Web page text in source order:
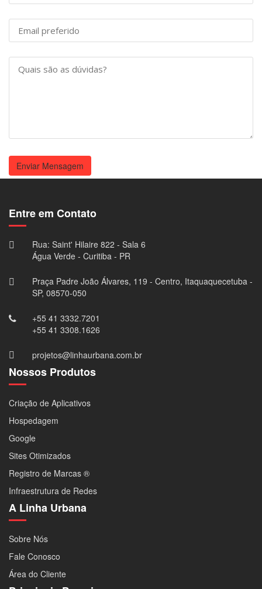
Enviar Mensagem
Entre em Contato
Rua: Saint' Hilaire 822 - Sala 6
Água Verde - Curitiba - PR
Praça Padre João Álvares, 119 - Centro, Itaquaquecetuba -
SP, 08570-050
+55 41 3332.7201
+55 41 3308.1626
projetos@linhaurbana.com.br
Nossos Produtos
Criação de Aplicativos
Hospedagem
Google
Sites Otimizados
Registro de Marcas ®
Infraestrutura de Redes
A Linha Urbana
Sobre Nós
Fale Conosco
Área do Cliente